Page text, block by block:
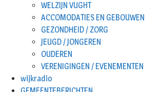
WELZIJN VUGHT
ACCOMODATIES EN GEBOUWEN
GEZONDHEID / ZORG
JEUGD / JONGEREN
OUDEREN
VERENIGINGEN / EVENEMENTEN
wijkradio